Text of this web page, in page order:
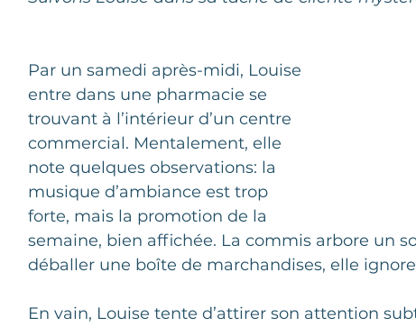
Oups
Articles clients mystères Étude de cas
Benchmarking Service conseil
Formation ENIPSO
Par un samedi après-midi, Louise
entre dans une pharmacie se
trouvant à l’intérieur d’un centre
commercial. Mentalement, elle
note quelques observations: la
musique d’ambiance est trop
forte, mais la promotion de la
semaine, bien affichée. La commis arbore un
déballer une boîte de marchandises, elle
En vain, Louise tente d’attirer son attention